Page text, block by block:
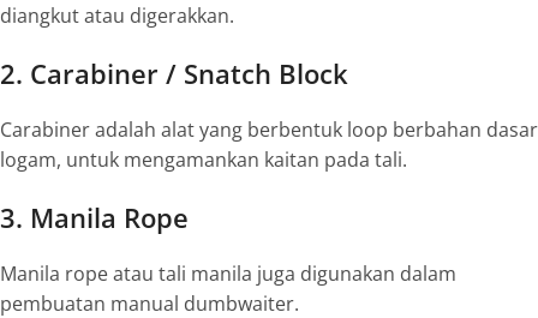
diangkut atau digerakkan.
2. Carabiner / Snatch Block
Carabiner adalah alat yang berbentuk loop berbahan dasar
logam, untuk mengamankan kaitan pada tali.
3. Manila Rope
Manila rope atau tali manila juga digunakan dalam
pembuatan manual dumbwaiter.